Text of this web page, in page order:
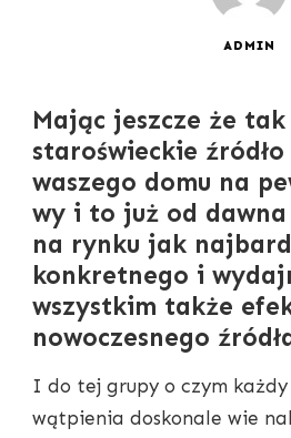
ADMIN
Mając jeszcze że
staroświeckie
waszego domu na
wy i to już od dawna
na rynku jak
konkretnego i
wszystkim także
nowoczesnego
I do tej grupy o czym każdy
wątpienia doskonale wie